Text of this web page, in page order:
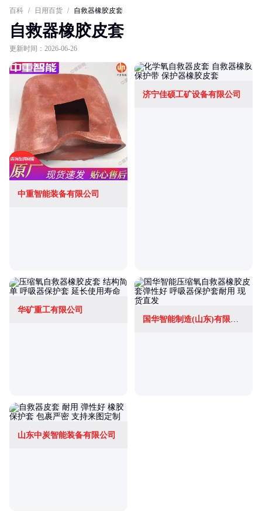
百科 / 日用百货 / 自救器橡胶皮套
自救器橡胶皮套
更新时间：2026-06-26
中重智能装备有限公司
济宁佳硕工矿设备有限公司
华矿重工有限公司
国华智能制造(山东)有限公司
山东中炭智能装备有限公司